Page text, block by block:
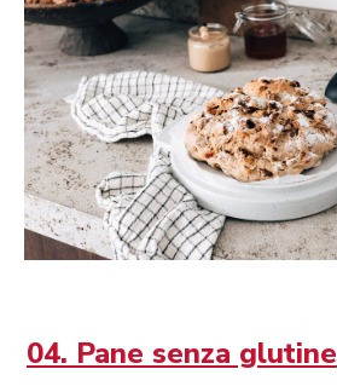
04. Pane senza glutine